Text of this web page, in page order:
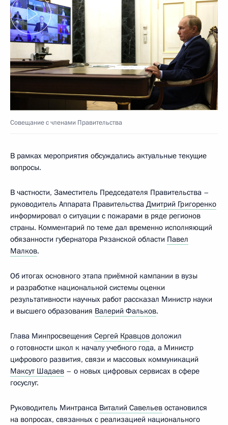
Совещание с членами Правительства
В рамках мероприятия обсуждались актуальные текущие
вопросы.
В частности, Заместитель Председателя Правительства –
руководитель Аппарата Правительства Дмитрий Григоренко
информировал о ситуации с пожарами в ряде регионов
страны. Комментарий по теме дал временно исполняющий
обязанности губернатора Рязанской области Павел
Малков.
Об итогах основного этапа приёмной кампании в вузы
и разработке национальной системы оценки
результативности научных работ рассказал Министр науки
и высшего образования Валерий Фальков.
Глава Минпросвещения Сергей Кравцов доложил
о готовности школ к началу учебного года, а Министр
цифрового развития, связи и массовых коммуникаций
Максут Шадаев – о новых цифровых сервисах в сфере
госуслуг.
Руководитель Минтранса Виталий Савельев остановился
на вопросах, связанных с реализацией национального